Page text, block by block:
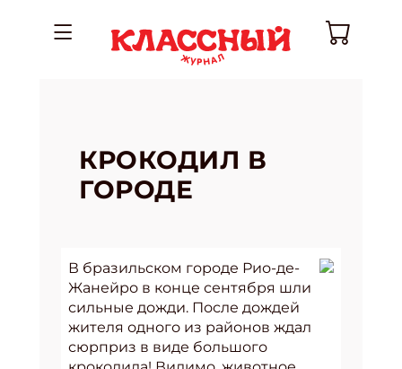
КРОКОДИЛ В
ГОРОДЕ
В бразильском городе Рио-де-
Жанейро в конце сентября шли
сильные дожди. После дождей
жителя одного из районов ждал
сюрприз в виде большого